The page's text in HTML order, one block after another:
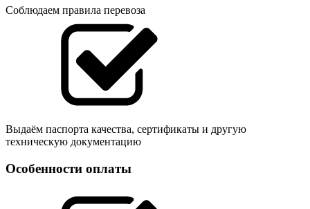
Соблюдаем правила перевоза
Выдаём паспорта качества, сертификаты и другую
техническую документацию
Особенности оплаты